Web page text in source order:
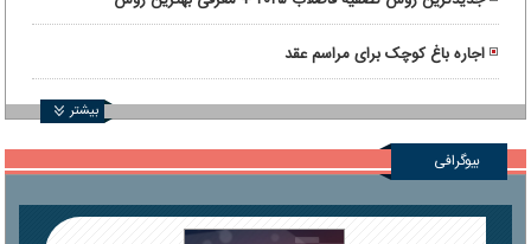
اجاره باغ کوچک برای مراسم عقد
بیشتر
بیوگرافی